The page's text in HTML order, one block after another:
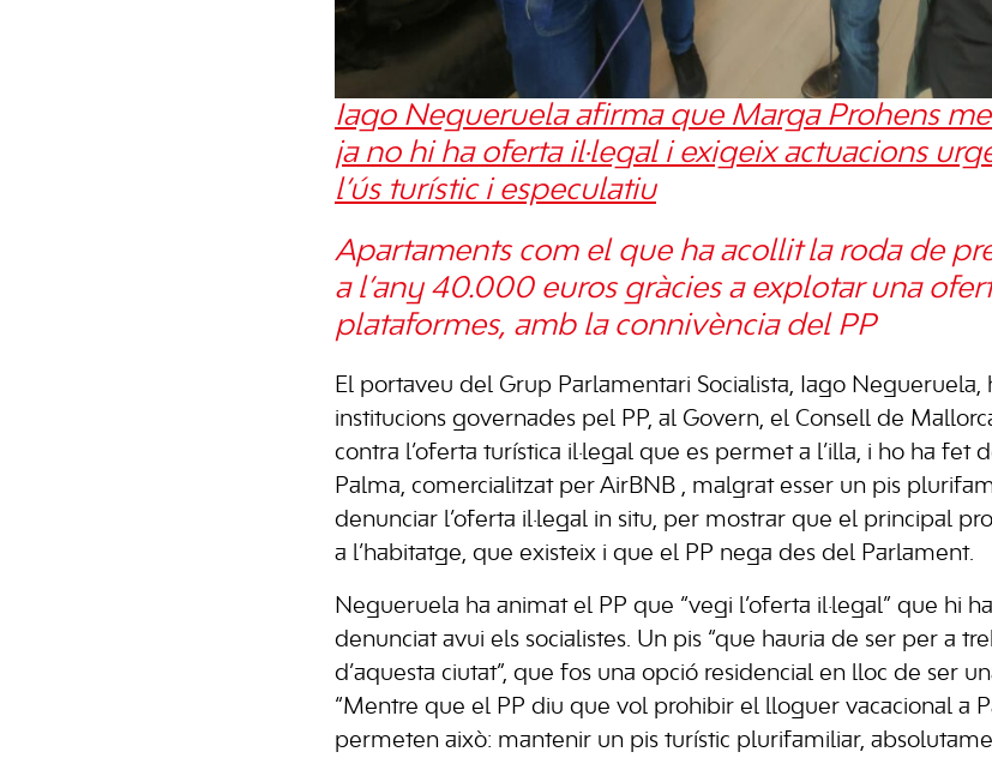
Iago Negueruela afirma que Marga Prohens
ja no hi ha oferta il·legal i exigeix actuacions
l’ús turístic i especulatiu
Apartaments com el que ha acollit la roda de
a l’any 40.000 euros gràcies a explotar una
plataformes, amb la connivència del PP
El portaveu del Grup Parlamentari Socialista, Iago Negueruela,
institucions governades pel PP, al Govern, el Consell de
contra l’oferta turística il·legal que es permet a l’illa, i ho ha fet
Palma, comercialitzat per AirBNB , malgrat esser un pis
denunciar l’oferta il·legal in situ, per mostrar que el principal
a l’habitatge, que existeix i que el PP nega des del Parlament.
Negueruela ha animat el PP que “vegi l’oferta il·legal” que hi
denunciat avui els socialistes. Un pis “que hauria de ser per a
d’aquesta ciutat”, que fos una opció residencial en lloc de ser
“Mentre que el PP diu que vol prohibir el lloguer vacacional a
permeten això: mantenir un pis turístic plurifamiliar,